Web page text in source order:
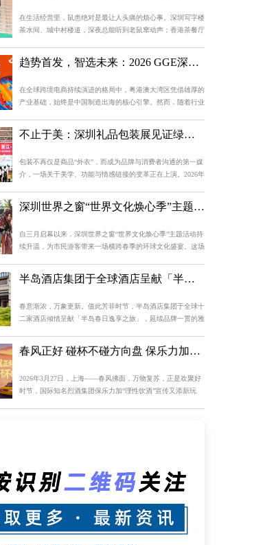
在生活经营里，鼠患绝对是最让人头痛的烦心事。深圳写字楼
茶水间、城中村楼道，深夜总能听到老鼠窜动声；香港茶餐厅
鼠夹易误伤，搞得大家很不方便；粘鼠板清理起来不方便还留
异味。为破解鼠患难题，深耕深港环境卫生十多年的...
趋势首发，智选未来：2026 GGE深圳跨境出海博览会即将启幕，区域市场深度论坛赋能卖家
在全球跨境电商持续演进的格局中，粤港澳大湾区凭借雄厚的
产业基础，始终是中国制造出海的核心引擎。然而，随着行业
变、新兴市场开拓难，成为当前跨境卖家普遍面临的四大挑
战。在此背景下，2026 GGE深圳跨境出海博览会（以下简...
不止于美：深圳礼品包装展见证绿色环保与奢侈品包装的“双生花”
包装不再仅是商品“外衣”，而成为品牌与消费者沟通的第一媒
介，一场关于美学、功能与情感链接的变革正在上演。2026年
刷展（以下简称“深圳礼品包装展”）将在深圳国际会展中心
（宝安）13号馆盛大启幕。本届展会与亚洲极具影响...
深圳世界之窗“世界文化焕心季”主题活动持续升温，清明假期限定活动即将登场
自三月启幕以来，深圳世界之窗“世界文化焕心季”主题活动持
续升温，为市民游客带来一场横跨春季的环球文化盛宴。这场
宴，将在清明假期率先迎来高潮。其中，从商周走来的非遗傩
戏将以全新姿态“觉醒”，国民级游戏《逆水寒》...
半岛酒店集团于全球酒店呈献「半岛春日逸享之旅」 诚邀宾客品味盎然春意，共赴优雅旅程
春意渐浓，万象更新。值此芳菲时节，半岛酒店集团于全球十
二家酒店倾情呈献「半岛春日逸享之旅」，延续品牌一贯的雅
岛酒店集团于全球十二家酒店倾情呈献「半岛春日逸享之旅」
从弹性灵活的“半岛时间”，到悦动味蕾、焕活身心...
春风正好 碰杯不碰方向盘 保乐力加中国携手全国百家酒吧共同倡导“酒后不驾车”
2026年3月27日，上海——春风拂面，万物复苏，正是欢聚好
时节，国际知名烈酒集团保乐力加“理性饮酒”宣传又添新玩